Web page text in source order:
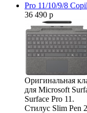
Pro 11/10/9/8
36 490 р
Оригинальная
для Microsoft
Surface Pro 11.
Стилус Slim Pen